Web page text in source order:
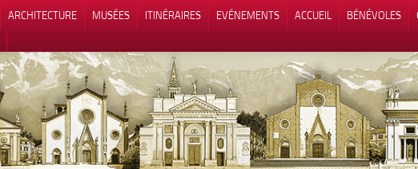
ARCHITECTURE MUSÉES ITINÉRAIRES EVÉNEMENTS ACCUEIL BÉNÉVOLES